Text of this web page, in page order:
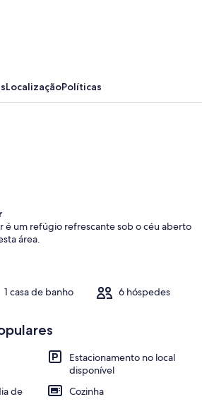
Terrenos do alojamento
LocalizaçãoPolíticas
é um refúgio refrescante sob o céu aberto
área.
1 casa de banho 6 hóspedes
Estacionamento no local
disponível
de
Cozinha